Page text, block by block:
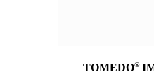
TOMEDO®